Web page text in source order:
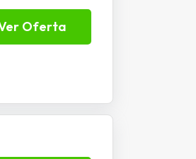
Oferta